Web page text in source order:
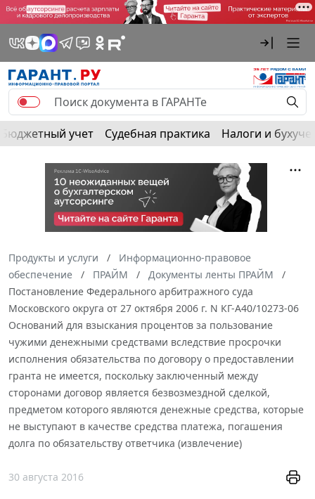
Бюджетный учет Судебная практика Налоги и
Продукты и услуги
Информационно-правовое
обеспечение
ПРАЙМ
Документы ленты ПРАЙМ
Постановление Федерального арбитражного суда
Московского округа от 27 октября 2006 г. N КГ-А40/10273-06
Оснований для взыскания процентов за пользование
чужими денежными средствами вследствие просрочки
исполнения обязательства по договору о предоставлении
гранта не имеется, поскольку заключенный между
сторонами договор является безвозмездной сделкой,
предметом которого являются денежные средства, которые
не выступают в качестве средства платежа, погашения
долга по обязательству ответчика (извлечение)
30 августа 2016